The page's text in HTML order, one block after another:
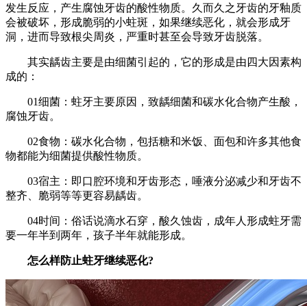
发生反应，产生腐蚀牙齿的酸性物质。久而久之牙齿的牙釉质
会被破坏，形成脆弱的小蛀斑，如果继续恶化，就会形成牙
洞，进而导致根尖周炎，严重时甚至会导致牙齿脱落。
其实龋齿主要是由细菌引起的，它的形成是由四大因素构
成的：
01细菌：蛀牙主要原因，致龋细菌和碳水化合物产生酸，
腐蚀牙齿。
02食物：碳水化合物，包括糖和米饭、面包和许多其他食
物都能为细菌提供酸性物质。
03宿主：即口腔环境和牙齿形态，唾液分泌减少和牙齿不
整齐、脆弱等等更容易龋齿。
04时间：俗话说滴水石穿，酸久蚀齿，成年人形成蛀牙需
要一年半到两年，孩子半年就能形成。
怎么样防止蛀牙继续恶化?